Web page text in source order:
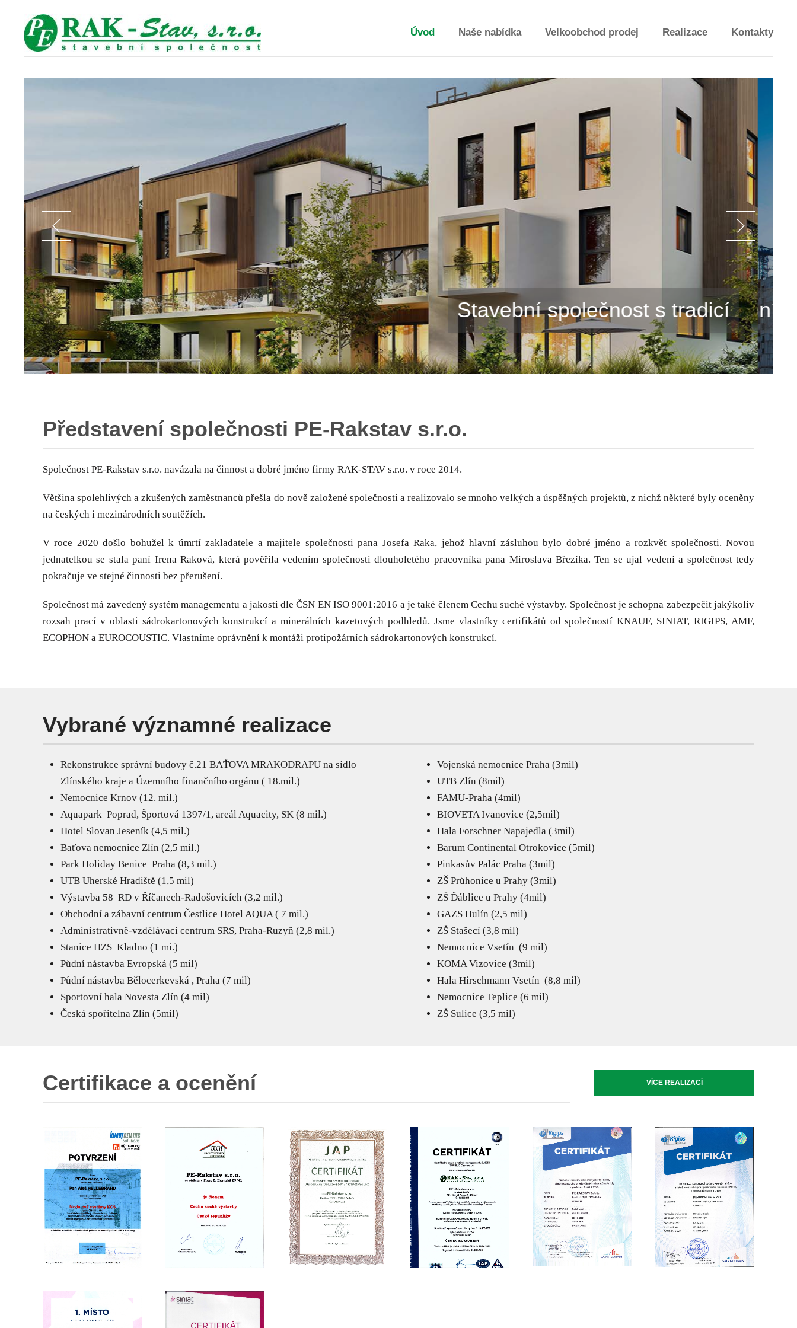
Úvod Naše nabídka Velkoobchod prodej Realizace Kontakty
Stavební společnost s tradicí
Představení společnosti PE-Rakstav s.r.o.
Společnost PE-Rakstav s.r.o. navázala na činnost a dobré jméno firmy RAK-STAV s.r.o. v roce 2014.
Většina spolehlivých a zkušených zaměstnanců přešla do nově založené společnosti a realizovalo se mnoho velkých a úspěšných projektů, z nichž některé byly oceněny
na českých i mezinárodních soutěžích.
V roce 2020 došlo bohužel k úmrtí zakladatele a majitele společnosti pana Josefa Raka, jehož hlavní zásluhou bylo dobré jméno a rozkvět společnosti. Novou
jednatelkou se stala paní Irena Raková, která pověřila vedením společnosti dlouholetého pracovníka pana Miroslava Březíka. Ten se ujal vedení a společnost tedy
pokračuje ve stejné činnosti bez přerušení.
Společnost má zavedený systém managementu a jakosti dle ČSN EN ISO 9001:2016 a je také členem Cechu suché výstavby. Společnost je schopna zabezpečit jakýkoliv
rozsah prací v oblasti sádrokartonových konstrukcí a minerálních kazetových podhledů. Jsme vlastníky certifikátů od společností KNAUF, SINIAT, RIGIPS, AMF,
ECOPHON a EUROCOUSTIC. Vlastníme oprávnění k montáži protipožárních sádrokartonových konstrukcí.
Vybrané významné realizace
Rekonstrukce správní budovy č.21 BAŤOVA MRAKODRAPU na sídlo
Zlínského kraje a Územního finančního orgánu ( 18.mil.)
Nemocnice Krnov (12. mil.)
Aquapark Poprad, Športová 1397/1, areál Aquacity, SK (8 mil.)
Hotel Slovan Jeseník (4,5 mil.)
Baťova nemocnice Zlín (2,5 mil.)
Park Holiday Benice Praha (8,3 mil.)
UTB Uherské Hradiště (1,5 mil)
Výstavba 58 RD v Říčanech-Radošovicích (3,2 mil.)
Obchodní a zábavní centrum Čestlice Hotel AQUA ( 7 mil.)
Administrativně-vzdělávací centrum SRS, Praha-Ruzyň (2,8 mil.)
Stanice HZS Kladno (1 mi.)
Půdní nástavba Evropská (5 mil)
Půdní nástavba Bělocerkevská , Praha (7 mil)
Sportovní hala Novesta Zlín (4 mil)
Česká spořitelna Zlín (5mil)
Vojenská nemocnice Praha (3mil)
UTB Zlín (8mil)
FAMU-Praha (4mil)
BIOVETA Ivanovice (2,5mil)
Hala Forschner Napajedla (3mil)
Barum Continental Otrokovice (5mil)
Pinkasův Palác Praha (3mil)
ZŠ Průhonice u Prahy (3mil)
ZŠ Ďáblice u Prahy (4mil)
GAZS Hulín (2,5 mil)
ZŠ Stašecí (3,8 mil)
Nemocnice Vsetín (9 mil)
KOMA Vizovice (3mil)
Hala Hirschmann Vsetín (8,8 mil)
Nemocnice Teplice (6 mil)
ZŠ Sulice (3,5 mil)
Certifikace a ocenění VÍCE REALIZACÍ